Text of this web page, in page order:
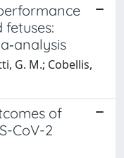
G. M.; Cobellis,
of
CoV-2